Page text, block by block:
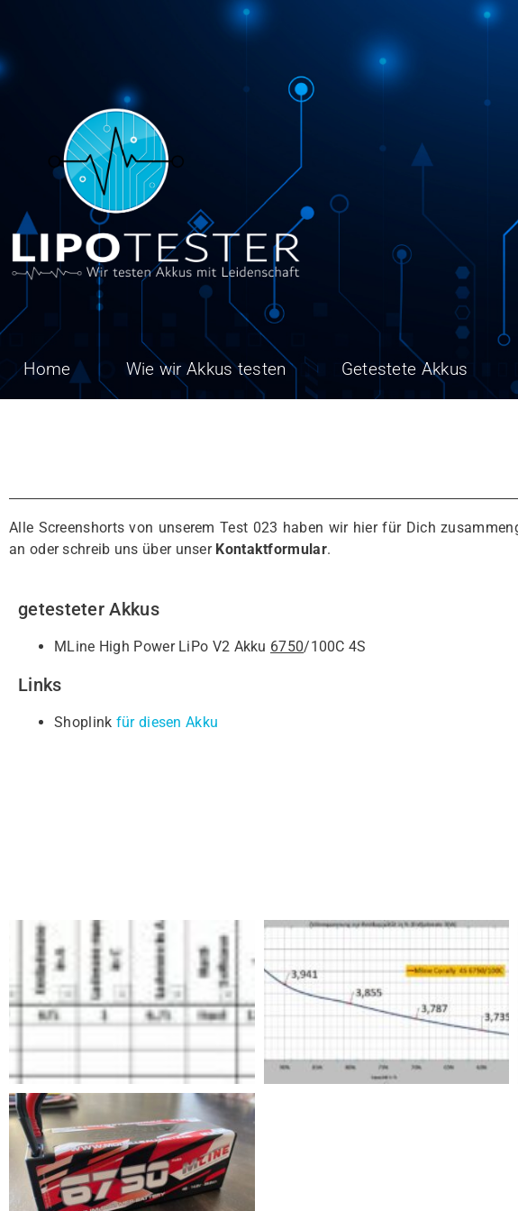
Home Wie wir Akkus testen Getestete Akkus
Alle Screenshorts von unserem Test 023 haben wir hier für Dich
an oder schreib uns über unser Kontaktformular.
getesteter Akkus
MLine High Power LiPo V2 Akku 6750/100C 4S
Links
Shoplink für diesen Akku